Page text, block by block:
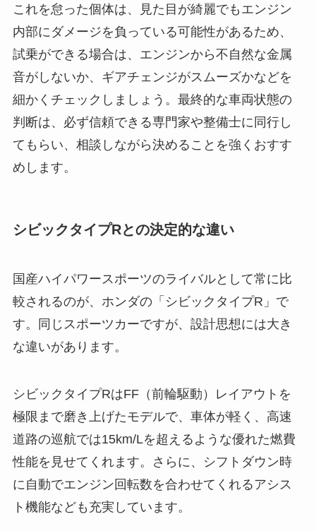
これを怠った個体は、見た目が綺麗でもエンジン
内部にダメージを負っている可能性があるため、
試乗ができる場合は、エンジンから不自然な金属
音がしないか、ギアチェンジがスムーズかなどを
細かくチェックしましょう。最終的な車両状態の
判断は、必ず信頼できる専門家や整備士に同行し
てもらい、相談しながら決めることを強くおすす
めします。
シビックタイプRとの決定的な違い
国産ハイパワースポーツのライバルとして常に比
較されるのが、ホンダの「シビックタイプR」で
す。同じスポーツカーですが、設計思想には大き
な違いがあります。
シビックタイプRはFF（前輪駆動）レイアウトを
極限まで磨き上げたモデルで、車体が軽く、高速
道路の巡航では15km/Lを超えるような優れた燃費
性能を見せてくれます。さらに、シフトダウン時
に自動でエンジン回転数を合わせてくれるアシス
ト機能なども充実しています。